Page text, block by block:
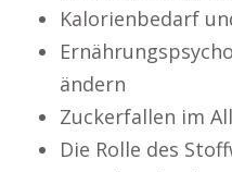
Kalorienbedarf
ändern
Zuckerfallen im
Die Rolle des